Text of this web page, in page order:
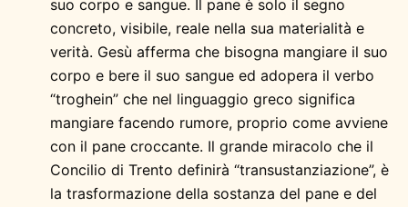
suo corpo e sangue. Il pane è solo il segno
concreto, visibile, reale nella sua materialità e
verità. Gesù afferma che bisogna mangiare il suo
corpo e bere il suo sangue ed adopera il verbo
“troghein” che nel linguaggio greco significa
mangiare facendo rumore, proprio come avviene
con il pane croccante. Il grande miracolo che il
Concilio di Trento definirà “transustanziazione”, è
la trasformazione della sostanza del pane e del